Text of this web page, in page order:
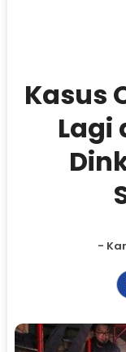
Kasus
Lagi
-